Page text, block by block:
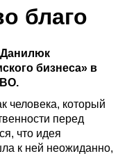
благо
бизнеса» в
человека, который
перед
что идея
к ней неожиданно,